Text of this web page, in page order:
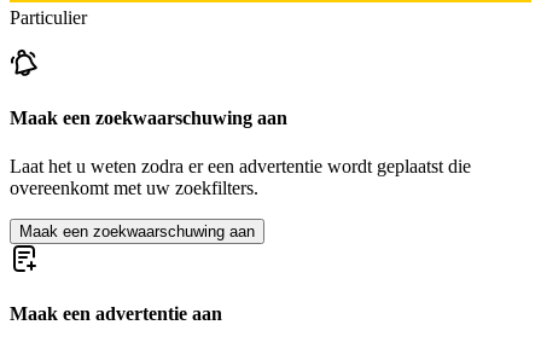
Particulier
Maak een zoekwaarschuwing aan
Laat het u weten zodra er een advertentie wordt geplaatst die
overeenkomt met uw zoekfilters.
Maak een zoekwaarschuwing aan
Maak een advertentie aan